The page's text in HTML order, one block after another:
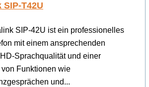
SIP-T42U
SIP-42U ist ein professionelles
mit einem ansprechenden
Sprachqualität und einer
Funktionen wie
und...